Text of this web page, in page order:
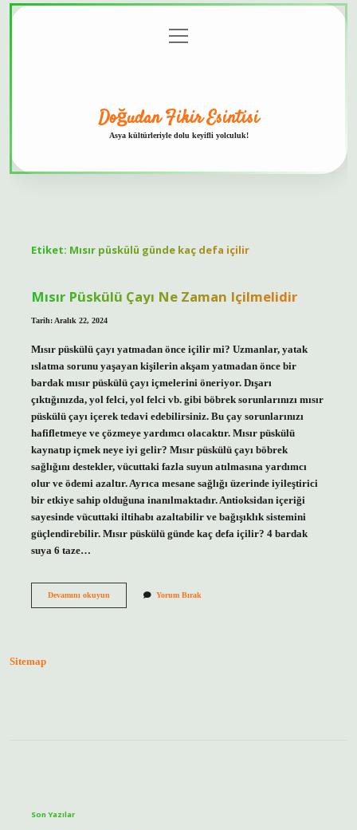
menüyü
aç
Doğudan Fikir Esintisi
Asya kültürleriyle dolu keyifli yolculuk!
Etiket: Mısır püskülü günde kaç defa içilir
Mısır Püskülü Çayı Ne Zaman Içilmelidir
Tarih: Aralık 22, 2024
Mısır püskülü çayı yatmadan önce içilir mi? Uzmanlar, yatak
ıslatma sorunu yaşayan kişilerin akşam yatmadan önce bir
bardak mısır püskülü çayı içmelerini öneriyor. Dışarı
çıktığınızda, yol felci, yol felci vb. gibi böbrek sorunlarınızı mısır
püskülü çayı içerek tedavi edebilirsiniz. Bu çay sorunlarınızı
hafifletmeye ve çözmeye yardımcı olacaktır. Mısır püskülü
kaynatıp içmek neye iyi gelir? Mısır püskülü çayı böbrek
sağlığını destekler, vücuttaki fazla suyun atılmasına yardımcı
olur ve ödemi azaltır. Ayrıca mesane sağlığı üzerinde iyileştirici
bir etkiye sahip olduğuna inanılmaktadır. Antioksidan içeriği
sayesinde vücuttaki iltihabı azaltabilir ve bağışıklık sistemini
güçlendirebilir. Mısır püskülü günde kaç defa içilir? 4 bardak
suya 6 taze…
Devamını okuyunMısır
Yorum Bırak
Sitemap
Son Yazılar